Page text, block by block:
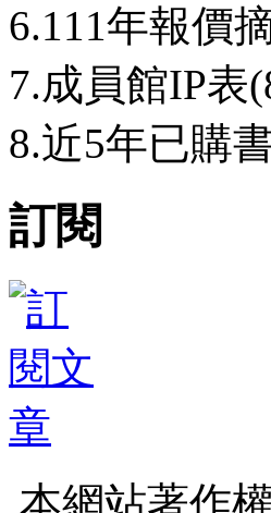
6.111年報價
7.成員館IP表
8.近5年已購
訂閱
本網站著作